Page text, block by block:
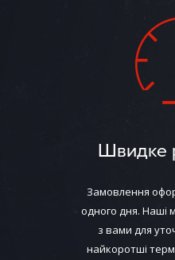
Швидке
Замовлення
одного дня. Наші
з вами для
найкоротші